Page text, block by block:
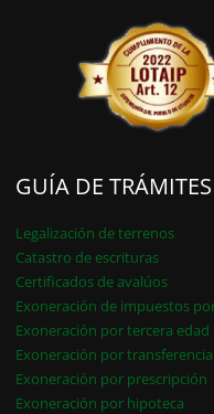
GUÍA DE TRÁMITES
Legalización de terrenos
Catastro de escrituras
Certificados de avalúos
Exoneración de impuestos
Exoneración por tercera edad
Exoneración por
Exoneración por prescripción
Exoneración por hipoteca